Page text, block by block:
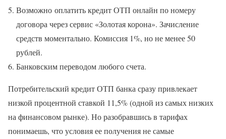
Возможно оплатить кредит ОТП онлайн по номеру
договора через сервис «Золотая корона». Зачисление
средств моментально. Комиссия 1%, но не менее 50
рублей.
Банковским переводом любого счета.
Потребительский кредит ОТП банка сразу привлекает
низкой процентной ставкой 11,5% (одной из самых низких
на финансовом рынке). Но разобравшись в тарифах
понимаешь, что условия ее получения не самые